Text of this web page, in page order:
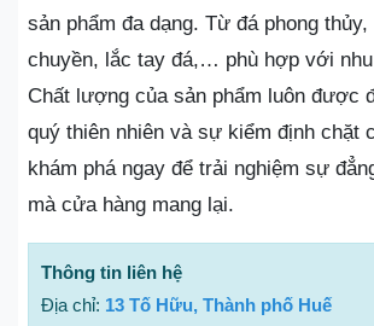
sản phẩm đa dạng. Từ đá phong
chuyền, lắc tay đá,… phù hợp với
Chất lượng của sản phẩm luôn được
quý thiên nhiên và sự kiểm định chặt
khám phá ngay để trải nghiệm sự
mà cửa hàng mang lại.
Thông tin liên hệ
Địa chỉ: 13 Tố Hữu, Thành phố Huế